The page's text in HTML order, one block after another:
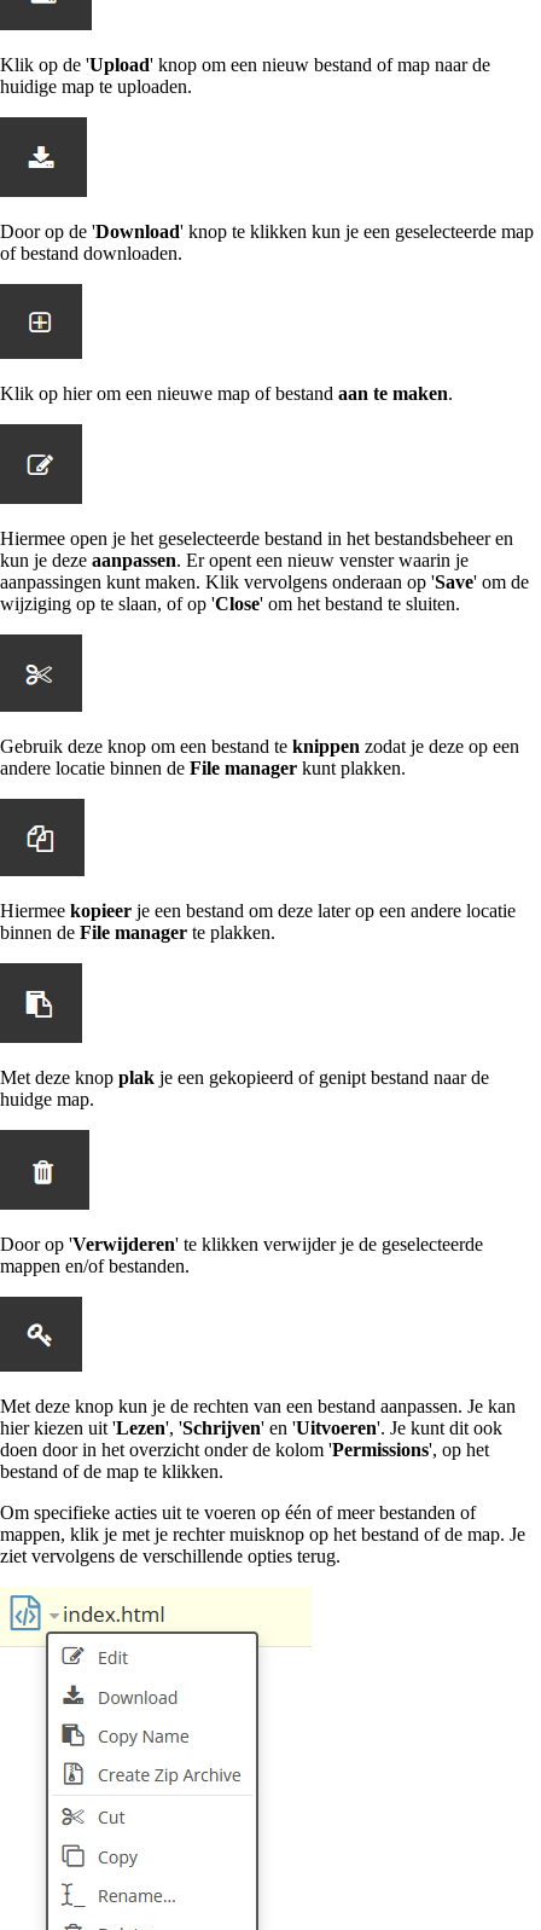
Klik op de 'Upload' knop om een nieuw bestand of map naar de
huidige map te uploaden.
Door op de 'Download' knop te klikken kun je een geselecteerde map
of bestand downloaden.
Klik op hier om een nieuwe map of bestand aan te maken.
Hiermee open je het geselecteerde bestand in het bestandsbeheer en
kun je deze aanpassen. Er opent een nieuw venster waarin je
aanpassingen kunt maken. Klik vervolgens onderaan op 'Save' om de
wijziging op te slaan, of op 'Close' om het bestand te sluiten.
Gebruik deze knop om een bestand te knippen zodat je deze op een
andere locatie binnen de File manager kunt plakken.
Hiermee kopieer je een bestand om deze later op een andere locatie
binnen de File manager te plakken.
Met deze knop plak je een gekopieerd of genipt bestand naar de
huidge map.
Door op 'Verwijderen' te klikken verwijder je de geselecteerde
mappen en/of bestanden.
Met deze knop kun je de rechten van een bestand aanpassen. Je kan
hier kiezen uit 'Lezen', 'Schrijven' en 'Uitvoeren'. Je kunt dit ook
doen door in het overzicht onder de kolom 'Permissions', op het
bestand of de map te klikken.
Om specifieke acties uit te voeren op één of meer bestanden of
mappen, klik je met je rechter muisknop op het bestand of de map. Je
ziet vervolgens de verschillende opties terug.